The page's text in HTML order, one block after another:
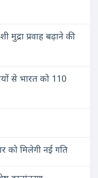
मुद्रा प्रवाह बढ़ाने की
से भारत को 110
को मिलेगी नई गति